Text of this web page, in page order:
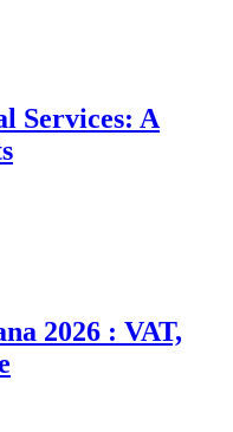
Services: A
2026 : VAT,